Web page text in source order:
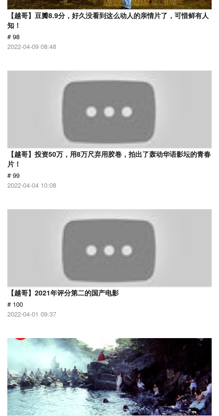
【越哥】豆瓣8.9分，好久没看到这么动人的亲情片了，可惜鲜有人
知！
# 98
2022-04-09 08:48
【越哥】投资50万，用8万尺弃用胶卷，拍出了轰动华语影坛的青春
片！
# 99
2022-04-04 10:08
【越哥】2021年评分第二的国产电影
# 100
2022-04-01 09:37